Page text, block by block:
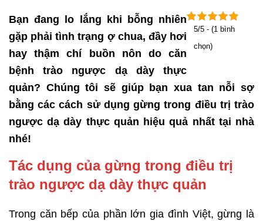
5/5 - (1 bình
chọn)
Bạn đang lo lắng khi bỗng nhiên
gặp phải tình trạng ợ chua, đầy hơi
hay thậm chí buồn nôn do căn
bệnh trào ngược dạ dày thực
quản? Chúng tôi sẽ giúp bạn xua tan nỗi sợ
bằng các cách sử dụng gừng trong điều trị trào
ngược dạ dày thực quản hiệu quả nhất tại nhà
nhé!
Tác dụng của gừng trong điều trị
trào ngược dạ dày thực quản
Trong căn bếp của phần lớn gia đình Việt, gừng là